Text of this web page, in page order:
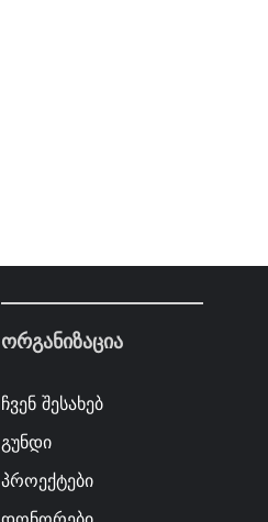
ორგანიზაცია
ჩვენ შესახებ
გუნდი
პროექტები